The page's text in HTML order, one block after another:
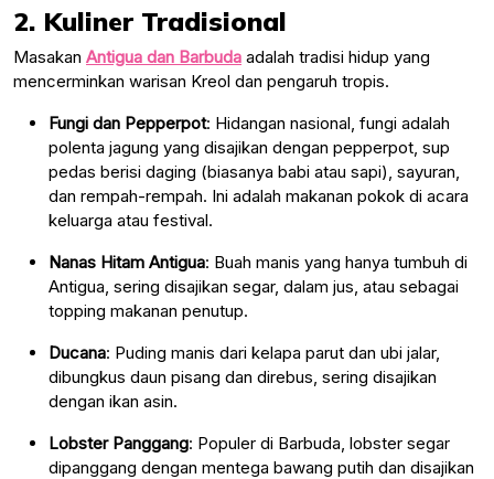
2. Kuliner Tradisional
Masakan Antigua dan Barbuda adalah tradisi hidup yang
mencerminkan warisan Kreol dan pengaruh tropis.
Fungi dan Pepperpot: Hidangan nasional, fungi adalah
polenta jagung yang disajikan dengan pepperpot, sup
pedas berisi daging (biasanya babi atau sapi), sayuran,
dan rempah-rempah. Ini adalah makanan pokok di acara
keluarga atau festival.
Nanas Hitam Antigua: Buah manis yang hanya tumbuh di
Antigua, sering disajikan segar, dalam jus, atau sebagai
topping makanan penutup.
Ducana: Puding manis dari kelapa parut dan ubi jalar,
dibungkus daun pisang dan direbus, sering disajikan
dengan ikan asin.
Lobster Panggang: Populer di Barbuda, lobster segar
dipanggang dengan mentega bawang putih dan disajikan